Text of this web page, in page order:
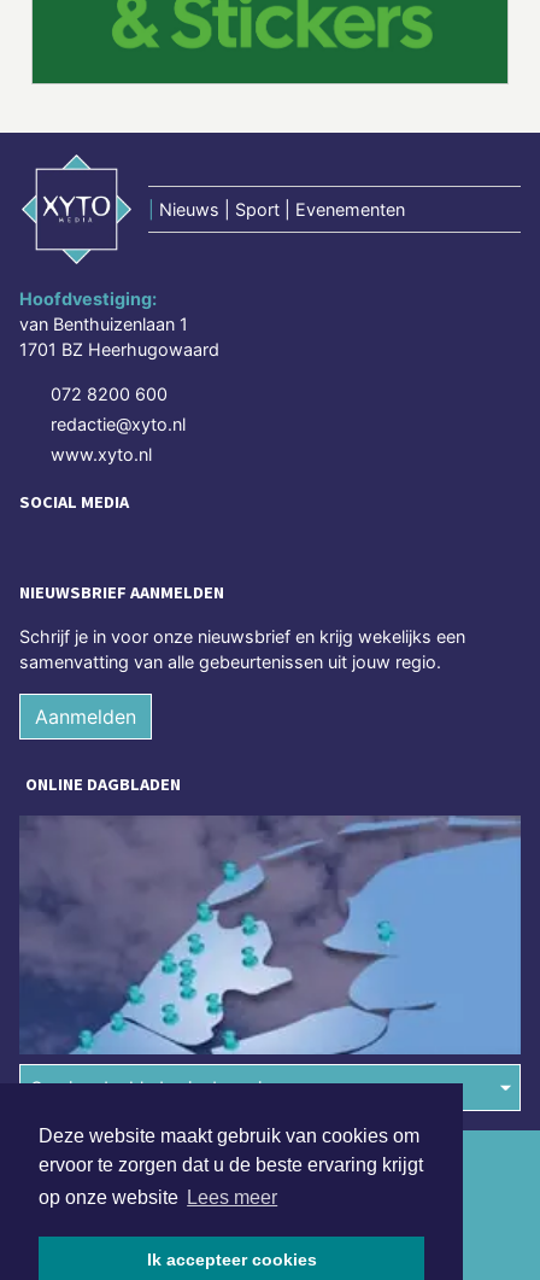
Deze website maakt gebruik van cookies om
ervoor te zorgen dat u de beste ervaring krijgt
op onze website Lees meer
Ik accepteer cookies
Nieuws | Sport | Evenementen
Hoofdvestiging:
van Benthuizenlaan 1
1701 BZ Heerhugowaard
072 8200 600
redactie@xyto.nl
www.xyto.nl
SOCIAL MEDIA
NIEUWSBRIEF AANMELDEN
Schrijf je in voor onze nieuwsbrief en krijg wekelijks een
samenvatting van alle gebeurtenissen uit jouw regio.
Aanmelden
ONLINE DAGBLADEN
Overige dagbladen in de regio
Algemene voorwaarden
Disclaimer